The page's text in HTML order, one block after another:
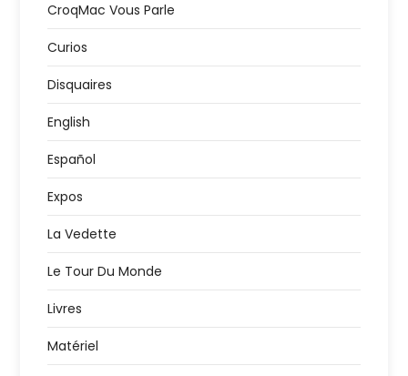
CroqMac Vous Parle
Curios
Disquaires
English
Español
Expos
La Vedette
Le Tour Du Monde
Livres
Matériel